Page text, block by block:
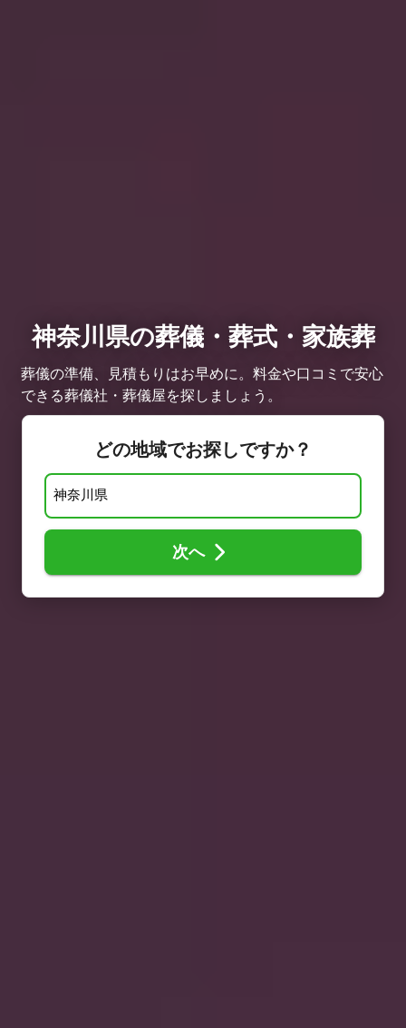
神奈川県の葬儀・葬式・家族葬
葬儀の準備、見積もりはお早めに。料金や口コミで安心
できる葬儀社・葬儀屋を探しましょう。
どの地域でお探しですか？
次へ